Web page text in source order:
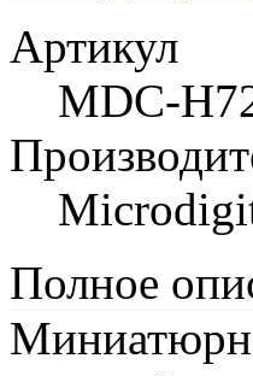
Артикул
MDC-
Полное